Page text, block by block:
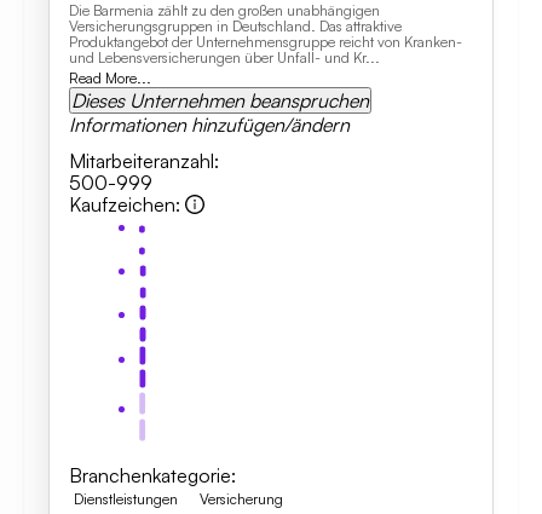
Die Barmenia zählt zu den großen unabhängigen
Versicherungsgruppen in Deutschland. Das attraktive
Produktangebot der Unternehmensgruppe reicht von Kranken-
und Lebensversicherungen über Unfall- und Kr...
Read More...
Dieses Unternehmen beanspruchen
Informationen hinzufügen/ändern
Mitarbeiteranzahl:
500-999
Kaufzeichen:
Branchenkategorie:
Dienstleistungen Versicherung